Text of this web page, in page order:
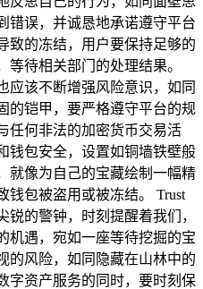
错误，并诚恳地承诺遵守平台
致的冻结，用户要保持足够的
待相关部门的处理结果。
应该不断增强风险意识，如同
的铠甲，要严格遵守平台的规
任何非法的加密货币交易活
钱包安全，设置如铜墙铁壁般
就像为自己的宝藏绘制一幅精
钱包被盗用或被冻结。 Trust
的警钟，时刻提醒着我们，
机遇，宛如一座等待挖掘的宝
的风险，如同隐藏在山林中的
字资产服务的同时，要时刻保